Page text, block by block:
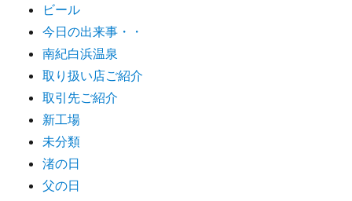
ビール
今日の出来事・・
南紀白浜温泉
取り扱い店ご紹介
取引先ご紹介
新工場
未分類
渚の日
父の日